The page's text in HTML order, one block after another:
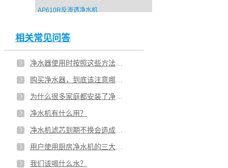
AP610R反渗透净水机
相关常见问答
净水机有什么用？
我们该喝什么水？